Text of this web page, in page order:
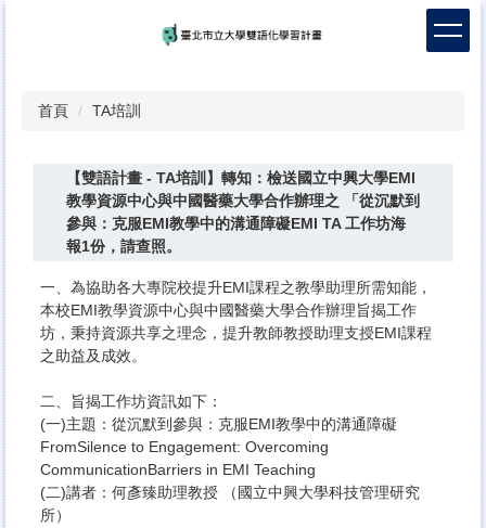
首頁 TA培訓
【雙語計畫 - TA培訓】轉知：檢送國立中興大學EMI
教學資源中心與中國醫藥大學合作辦理之 「從沉默到
參與：克服EMI教學中的溝通障礙EMI TA 工作坊海
報1份，請查照。
一、為協助各大專院校提升EMI課程之教學助理所需知能，
本校EMI教學資源中心與中國醫藥大學合作辦理旨揭工作
坊，秉持資源共享之理念，提升教師教授助理支授EMI課程
之助益及成效。
二、旨揭工作坊資訊如下：
(一)主題：從沉默到參與：克服EMI教學中的溝通障礙
FromSilence to Engagement: Overcoming
CommunicationBarriers in EMI Teaching
(二)講者：何彥臻助理教授 （國立中興大學科技管理研究
所）